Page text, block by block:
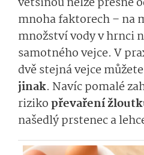
mnoha faktorech – na
množství vody v hrnci
samotného vejce. V
dvě stejná vejce můžete
jinak. Navíc pomalé
rizikopřevaření
našedlý prstenec a